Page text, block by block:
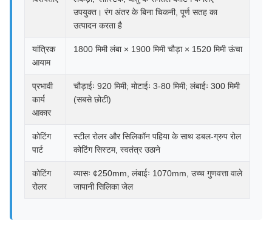
उपयुक्त। रंग अंतर के बिना चिकनी, पूर्ण सतह का
उत्पादन करता है
यांत्रिक
आयाम
1800 मिमी लंबा × 1900 मिमी चौड़ा × 1520 मिमी ऊंचा
प्रभावी
कार्य
आकार
चौड़ाईः 920 मिमी; मोटाईः 3-80 मिमी; लंबाईः 300 मिमी
(सबसे छोटी)
कोटिंग
पार्ट
स्टील रोलर और सिलिकॉन पहिया के साथ डबल-ग्रुप रोल
कोटिंग सिस्टम, स्वतंत्र उठाने
कोटिंग
रोलर
व्यासः ¢250mm, लंबाईः 1070mm, उच्च गुणवत्ता वाले
जापानी सिलिका जेल